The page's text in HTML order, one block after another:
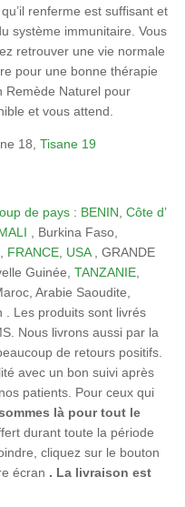
renferme est suffisant et
système immunitaire. Vous
retrouver une vie normale
pour une bonne thérapie
Remède Naturel pour
et vous attend.
18, Tisane 19
de pays : BENIN, Côte d’
, Burkina Faso,
, FRANCE, USA, GRANDE
Guinée, TANZANIE,
Arabie Saoudite,
. Les produits sont livrés
Nous livrons aussi par la
de retours positifs.
avec un bon suivi après
patients. Pour ceux qui
là pour tout le
durant toute la période
cliquez sur le bouton
écran . La livraison est